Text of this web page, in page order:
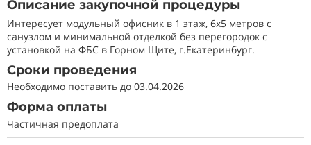
Описание закупочной процедуры
Интересует модульный офисник в 1 этаж, 6х5 метров с
санузлом и минимальной отделкой без перегородок с
установкой на ФБС в Горном Щите, г.Екатеринбург.
Сроки проведения
Необходимо поставить до 03.04.2026
Форма оплаты
Частичная предоплата